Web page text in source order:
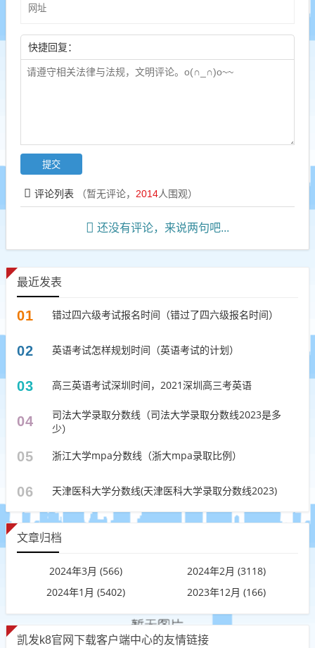
快捷回复：
评论列表 （暂无评论， 2014人围观）
还没有评论，来说两句吧...
最近发表
01 错过四六级考试报名时间（错过了四六级报名时间）
02 英语考试怎样规划时间（英语考试的计划）
03 高三英语考试深圳时间，2021深圳高三考英语
04
司法大学录取分数线（司法大学录取分数线2023是多
少）
05 浙江大学mpa分数线（浙大mpa录取比例）
06 天津医科大学分数线(天津医科大学录取分数线2023)
文章归档
2024年3月 (566)
2024年2月 (3118)
2024年1月 (5402)
2023年12月 (166)
凯发k8官网下载客户端中心的友情链接